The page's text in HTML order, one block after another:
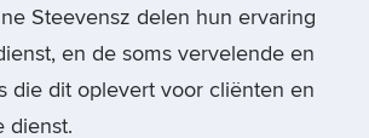
Steevensz delen hun ervaring
en de soms vervelende en
die dit oplevert voor cliënten en
dienst.